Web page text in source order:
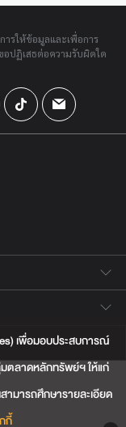
รให้ข้อมูลและเพื่อการ
อปฏิเสธต่อความรับผิดใด
เพื่อมอบประสบการณ์
มตลาดหลักทรัพย์ฯ ให้แก่
ามารถศึกษารายละเอียด
กี้